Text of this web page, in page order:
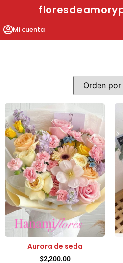
Mi cuenta
Aurora de seda
$2,200.00